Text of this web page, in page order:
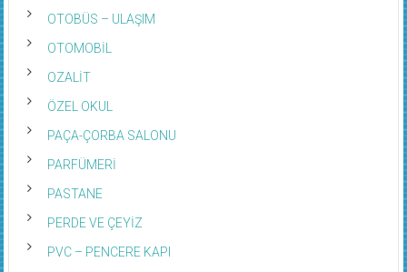
OTOBÜS – ULAŞIM
OTOMOBİL
OZALİT
ÖZEL OKUL
PAÇA-ÇORBA SALONU
PARFÜMERİ
PASTANE
PERDE VE ÇEYİZ
PVC – PENCERE KAPI